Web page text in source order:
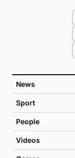
News
Sport
People
Videos